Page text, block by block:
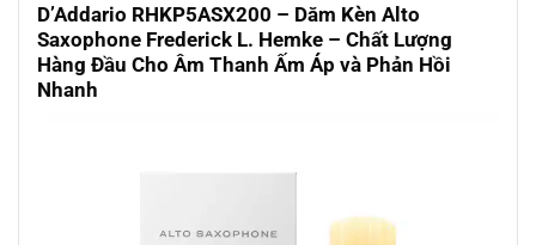
D’Addario RHKP5ASX200 – Dăm Kèn Alto
Saxophone Frederick L. Hemke – Chất Lượng
Hàng Đầu Cho Âm Thanh Ấm Áp và Phản Hồi
Nhanh